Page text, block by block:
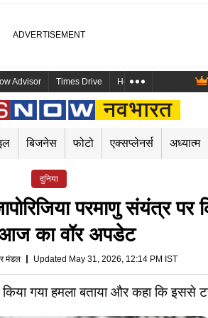
Advisor Times Drive Health and Me
बिजनेस फोटो एक्सप्लेनर्स अध्यात्म
दुनिया
परमाणु संयंत्र पर
का वॉर अपडेट
मंडल Updated May 31, 2026, 12:14 PM IST
गया हमला बताया और कहा कि इससे